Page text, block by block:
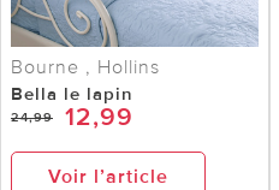
Bourne , Hollins
Bella le lapin
24,99 12,99
Voir l’article